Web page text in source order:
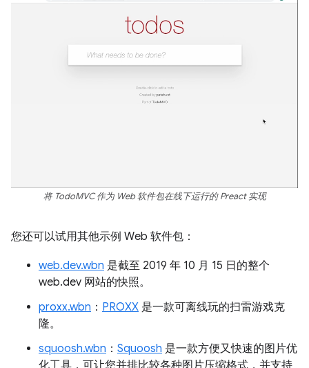
将 TodoMVC 作为 Web 软件包在线下运行的 Preact 实现
您还可以试用其他示例 Web 软件包：
web.dev.wbn 是截至 2019 年 10 月 15 日的整个
web.dev 网站的快照。
proxx.wbn ： PROXX 是一款可离线玩的扫雷游戏克
隆。
squoosh.wbn ： Squoosh 是一款方便又快速的图片优